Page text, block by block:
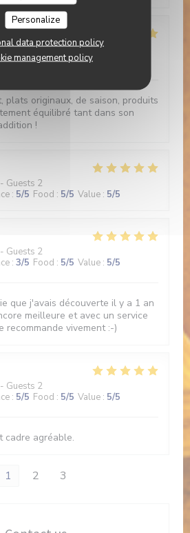
Personalize
data protection policy
management policy
Guests 3
:5/5 Food:5/5 Value
plats originaux, de saison, produits
équilibré tant dans son
!
Guests 2
: 5/5 Food : 5/5 Value : 5/5
Guests 2
: 3/5 Food : 5/5 Value : 5/5
que j'avais découverte il y a 1 an
meilleure et avec un service
recommande vivement :-)
Guests 2
: 5/5 Food : 5/5 Value : 5/5
cadre agréable.
1 2 3